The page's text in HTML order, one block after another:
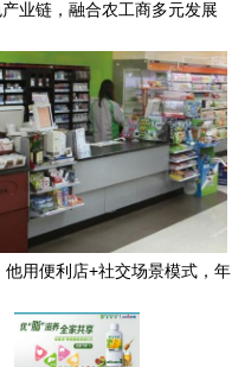
业链，融合农工商多元发展
路径
他用便利店+社交场景模式，年